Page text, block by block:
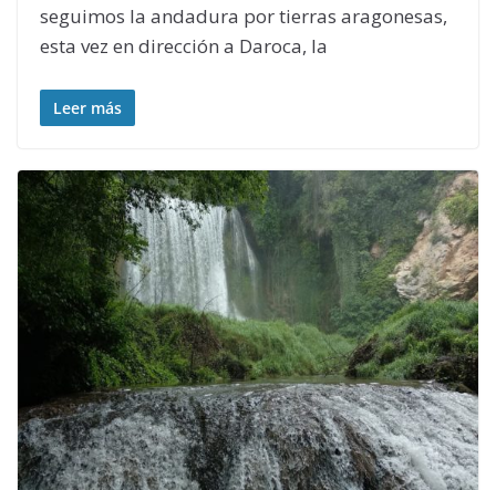
seguimos la andadura por tierras aragonesas,
esta vez en dirección a Daroca, la
Leer más